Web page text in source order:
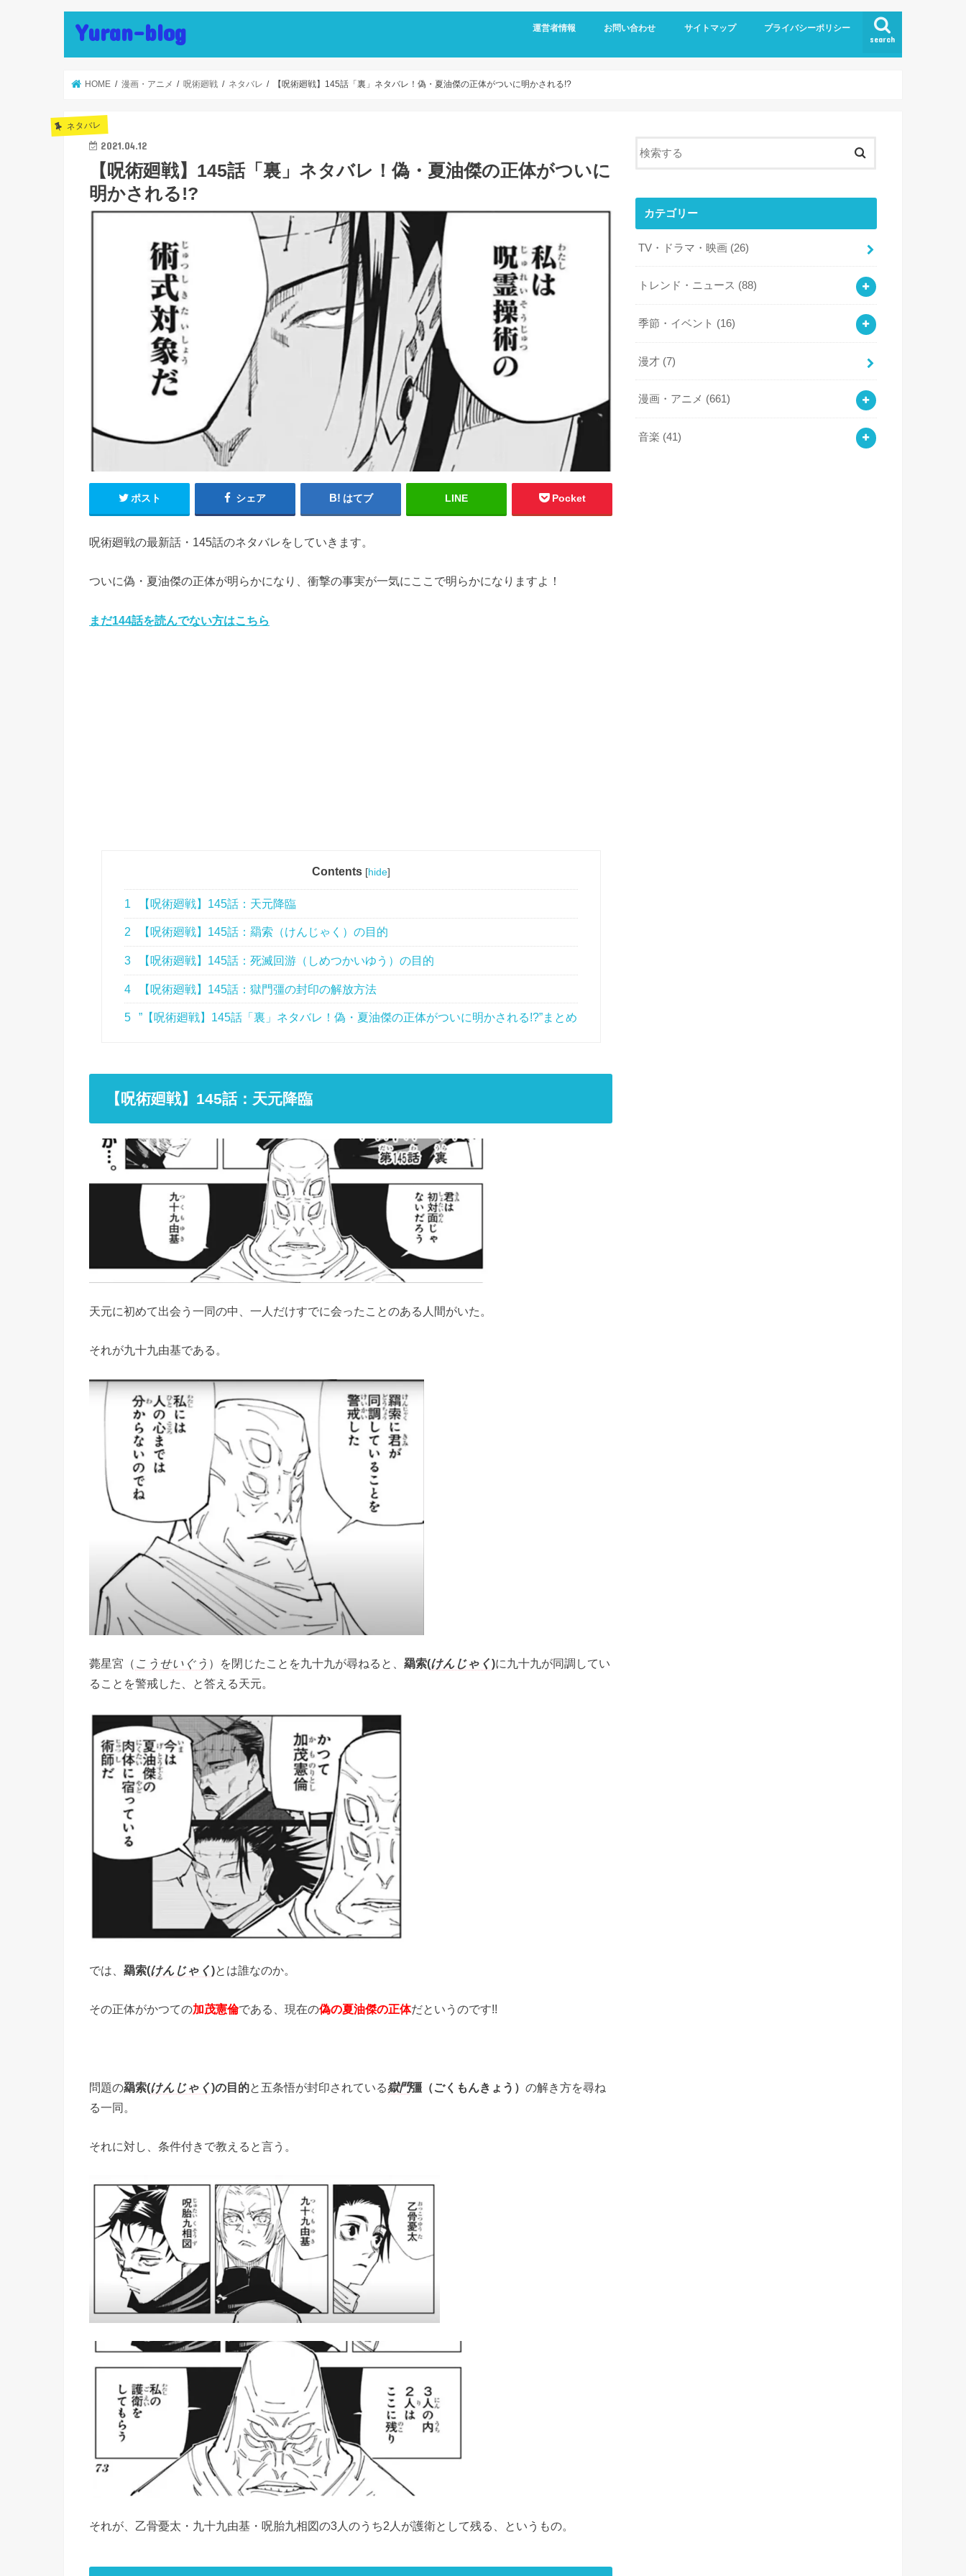
Yuran-blog search
運営者情報 お問い合わせ サイトマップ プライバシーポリシー
HOME 漫画・アニメ 呪術廻戦 ネタバレ 【呪術廻戦】145話「裏」ネタバレ！偽・夏油傑の正体がついに明かされる!?
ネタバレ
2021.04.12
【呪術廻戦】145話「裏」ネタバレ！偽・夏油傑の正体がついに
明かされる!?
ポスト シェア はてブ LINE Pocket
呪術廻戦の最新話・145話のネタバレをしていきます。
ついに偽・夏油傑の正体が明らかになり、衝撃の事実が一気にここで明らかになりますよ！
まだ144話を読んでない方はこちら
Contents [hide]
1 【呪術廻戦】145話：天元降臨
2 【呪術廻戦】145話：羂索（けんじゃく）の目的
3 【呪術廻戦】145話：死滅回游（しめつかいゆう）の目的
4 【呪術廻戦】145話：獄門彊の封印の解放方法
5 ”【呪術廻戦】145話「裏」ネタバレ！偽・夏油傑の正体がついに明かされる!?”まとめ
【呪術廻戦】145話：天元降臨
天元に初めて出会う一同の中、一人だけすでに会ったことのある人間がいた。
それが九十九由基である。
薨星宮（ こうせいぐう ）を閉じたことを九十九が尋ねると、 羂索(けんじゃく)に九十九が同調してい
ることを警戒した、と答える天元。
では、 羂索(けんじゃく)とは誰なのか。
その正体がかつての加茂憲倫である、現在の偽の夏油傑の正体だというのです!!
問題の羂索(けんじゃく)の目的と五条悟が封印されている獄門彊（ごくもんきょう） の解き方を尋ね
る一同。
それに対し、条件付きで教えると言う。
それが、乙骨憂太・九十九由基・呪胎九相図の3人のうち2人が護衛として残る、というもの。
カテゴリー
TV・ドラマ・映画 (26)
トレンド・ニュース (88)
季節・イベント (16)
漫才 (7)
漫画・アニメ (661)
音楽 (41)